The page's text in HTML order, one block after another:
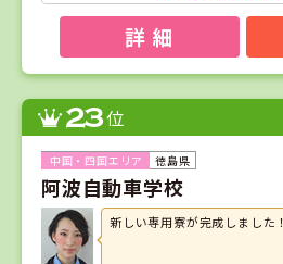
詳 細
23位
徳島県
阿波自動車学校
新しい専用寮が完成しました！